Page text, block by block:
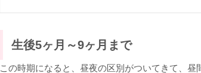
生後5ヶ月～9ヶ月まで
この時期になると、昼夜の区別がついてきて、